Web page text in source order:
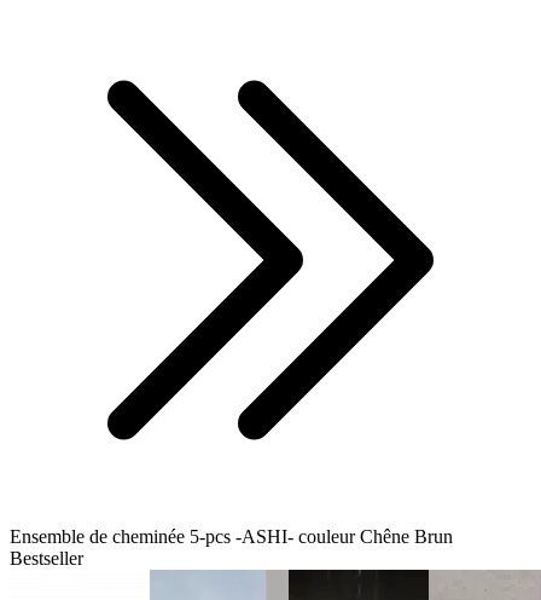
Ensemble de cheminée 5-pcs -ASHI- couleur Chêne Brun
Bestseller